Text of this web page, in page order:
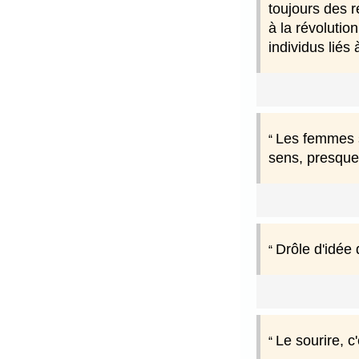
toujours des
à la
individus liés
Les
sens,
Drôle d'idée
Le sourire,